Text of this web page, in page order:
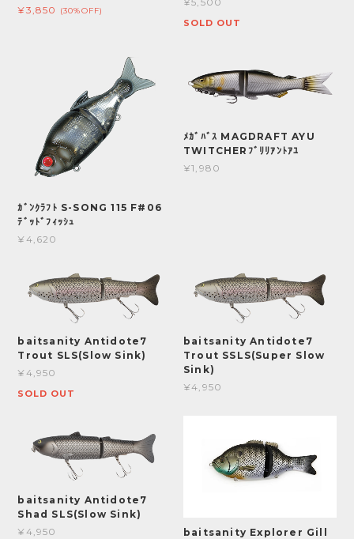
¥3,850 (30%OFF)
SOLD OUT
ｶﾞﾝｸﾗﾌﾄ S-SONG 115 F#06
ﾃﾞｯﾄﾞﾌｨｯｼｭ
¥4,620
ﾒｶﾞﾊﾞｽ MAGDRAFT AYU
TWITCHERﾌﾞﾘﾘｱﾝﾄｱﾕ
¥1,980
baitsanity Antidote7
Trout SLS(Slow Sink)
¥4,950
SOLD OUT
baitsanity Antidote7
Trout SSLS(Super Slow
Sink)
¥4,950
baitsanity Antidote7
Shad SLS(Slow Sink)
¥4,950
baitsanity Explorer Gill